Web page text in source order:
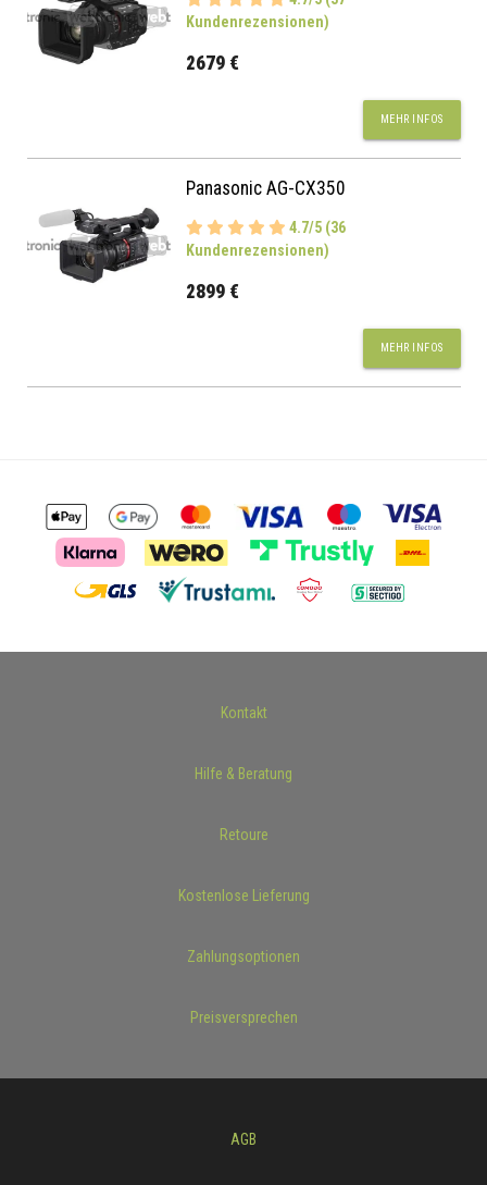
Kundenrezensionen)
2679 €
MEHR INFOS
Panasonic AG-CX350
4.7/5 (36
Kundenrezensionen)
2899 €
MEHR INFOS
Kontakt
Hilfe & Beratung
Retoure
Kostenlose Lieferung
Zahlungsoptionen
Preisversprechen
AGB